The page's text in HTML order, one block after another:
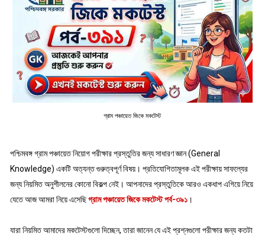
গ্রাম পঞ্চায়েত জিকে মকটেস্ট
পশ্চিমবঙ্গ গ্রাম পঞ্চায়েত নিয়োগ পরীক্ষার প্রস্তুতির জন্য সাধারণ জ্ঞান (General
Knowledge) একটি অত্যন্ত গুরুত্বপূর্ণ বিষয়। প্রতিযোগিতামূলক এই পরীক্ষায় সাফল্যের
জন্য নিয়মিত অনুশীলনের কোনো বিকল্প নেই। আপনাদের প্রস্তুতিকে আরও একধাপ এগিয়ে নিয়ে
যেতে আজ আমরা নিয়ে এসেছিগ্রাম পঞ্চায়েত জিকে মকটেস্ট পর্ব-৩৯১।
যারা নিয়মিত আমাদের মকটেস্টগুলো দিচ্ছেন, তারা জানেন যে এই প্রশ্নগুলো পরীক্ষার জন্য কতটা